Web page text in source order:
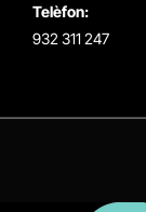
Telèfon:
932 311 247